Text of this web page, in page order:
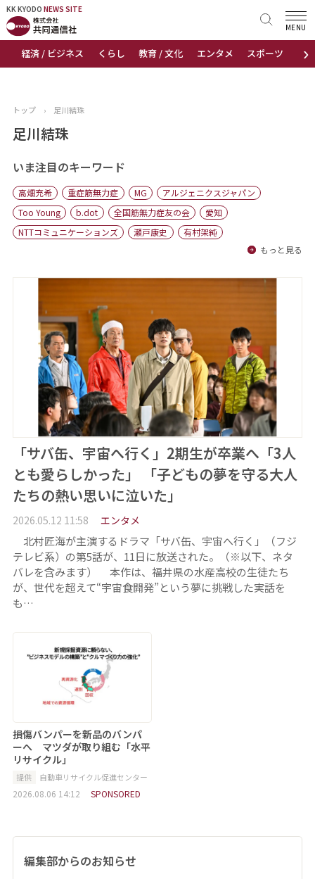
KK KYODO NEWS SITE
›
経済 / ビジネス くらし 教育 / 文化 エンタメ スポーツ 地域
MENU
KK KYODONEWS SITE
トップページ
ニュース
おすすめコンテンツ
出版物
会社概要
トップ › 足川結珠
足川結珠
いま注目のキーワード
高畑充希 重症筋無力症 MG
アルジェニクスジャパン
Too Young
b.dot 全国筋無力症友の会
愛知
NTTコミュニケーションズ
瀬戸康史
有村架純
もっと見る
「サバ缶、宇宙へ行く」2期生が卒業へ「3人
とも愛らしかった」 「子どもの夢を守る大人
たちの熱い思いに泣いた」
2026.05.12 11:58 エンタメ
北村匠海が主演するドラマ「サバ缶、宇宙へ行く」（フジ
テレビ系）の第5話が、11日に放送された。（※以下、ネタ
バレを含みます） 本作は、福井県の水産高校の生徒たち
が、世代を超えて“宇宙食開発”という夢に挑戦した実話を
も…
損傷バンパーを新品のバンパ
ーへ マツダが取り組む「水平
リサイクル」
提供 自動車リサイクル促進センター
2026.08.06 14:12 SPONSORED
編集部からのお知らせ